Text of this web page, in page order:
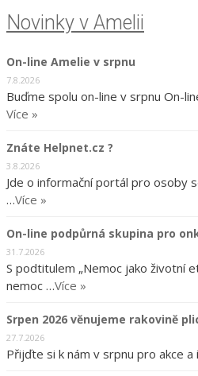
Novinky v Amelii
On-line Amelie v srpnu
7.8.2026
Buďme spolu on-line v srpnu On-
Více »
Znáte Helpnet.cz ?
3.8.2026
Jde o informační portál pro osoby
…Více »
On-line podpůrná skupina pro
31.7.2026
S podtitulem „Nemoc jako životní
nemoc …Více »
Srpen 2026 věnujeme rakovině
27.7.2026
Přijďte si k nám v srpnu pro akce